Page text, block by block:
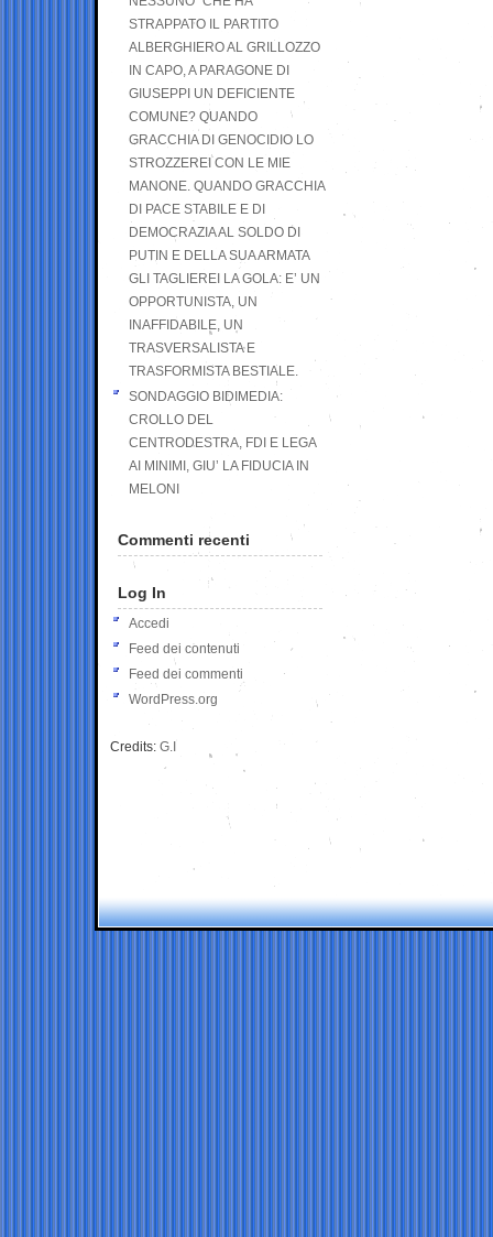
STRAPPATO IL PARTITO
ALBERGHIERO AL GRILLOZZO
IN CAPO, A PARAGONE DI
GIUSEPPI UN DEFICIENTE
COMUNE? QUANDO
GRACCHIA DI GENOCIDIO LO
STROZZEREI CON LE MIE
MANONE. QUANDO GRACCHIA
DI PACE STABILE E DI
DEMOCRAZIA AL SOLDO DI
PUTIN E DELLA SUA ARMATA
GLI TAGLIEREI LA GOLA: E’ UN
OPPORTUNISTA, UN
INAFFIDABILE, UN
TRASVERSALISTA E
TRASFORMISTA BESTIALE.
SONDAGGIO BIDIMEDIA:
CROLLO DEL
CENTRODESTRA, FDI E LEGA
AI MINIMI, GIU’ LA FIDUCIA IN
MELONI
Commenti recenti
Log In
Accedi
Feed dei contenuti
Feed dei commenti
WordPress.org
Credits: G.I